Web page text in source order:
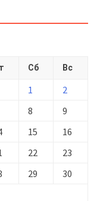
Сб Вс
1
2
8
9
15
16
22
23
29
30